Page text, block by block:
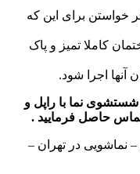
خواستن برای این که
کاملا تمیز و پاک
آنها اجرا شود.
نما با راپل و
نماشویی در تهران –